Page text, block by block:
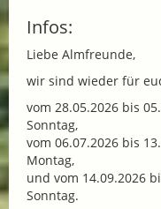
Infos:
Liebe Almfreunde,
wir sind wieder für
vom 28.05.2026 bis
Sonntag,
vom 06.07.2026 bis
Montag,
und vom 14.09.2026
Sonntag.